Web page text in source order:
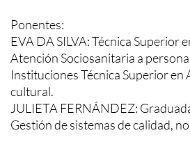
Ponentes:
EVA DA SILVA: Técnica Superior
Atención Sociosanitaria a
Instituciones Técnica Superior en
cultural.
JULIETA FERNÁNDEZ:
Gestión de sistemas de calidad,